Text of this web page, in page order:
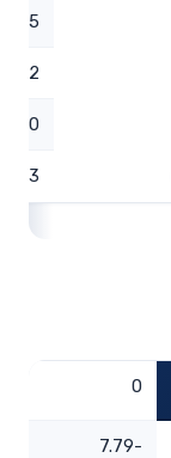
0.35
0.02
0
0.33
0
-7.79